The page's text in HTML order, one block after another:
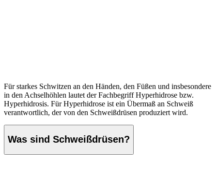
Für starkes Schwitzen an den Händen, den Füßen und insbesondere
in den Achselhöhlen lautet der Fachbegriff Hyperhidrose bzw.
Hyperhidrosis. Für Hyperhidrose ist ein Übermaß an Schweiß
verantwortlich, der von den Schweißdrüsen produziert wird.
Was sind Schweißdrüsen?